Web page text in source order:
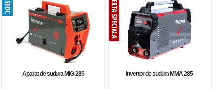
Aparat de sudura MIG-285 Invertor de sudura MMA 285